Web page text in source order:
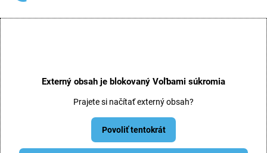
Externý obsah je blokovaný Voľbami súkromia
Prajete si načítať externý obsah?
Povoliť tentokrát